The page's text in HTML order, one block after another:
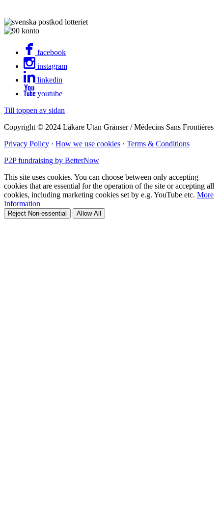
facebook
instagram
linkedin
youtube
Till toppen av sidan
Copyright © 2024 Läkare Utan Gränser / Médecins Sans Frontières
Privacy Policy · How we use cookies · Terms & Conditions
P2P fundraising by BetterNow
This site uses cookies. You can choose between only accepting
cookies that are essential for the operation of the site or accepting all
cookies, including marketing cookies set by e.g. YouTube etc. More
Information
Reject Non-essential Allow All